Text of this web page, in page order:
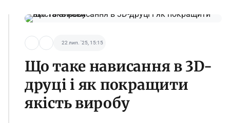
22 лип. '25, 15:15
Що таке нависання в 3D-
друці і як покращити
якість виробу